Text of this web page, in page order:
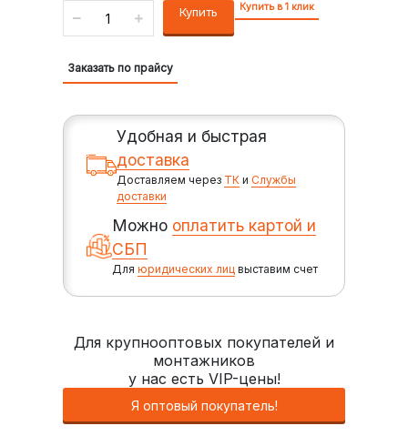
Купить Купить в 1 клик
Заказать по прайсу
Удобная и быстрая
доставка
Доставляем через ТК иСлужбы
доставки
Можно оплатить картой и
СБП
Дляюридических лиц выставим счет
Для крупнооптовых покупателей и
монтажников
у нас есть VIP-цены!
Я оптовый покупатель!